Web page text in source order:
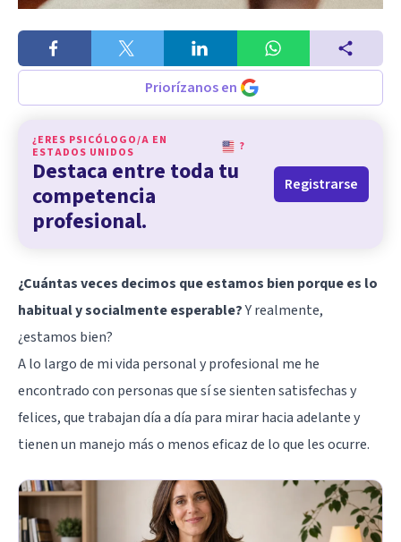
Priorízanos en
¿ERES PSICÓLOGO/A EN
ESTADOS UNIDOS
?
Destaca entre toda tu
competencia
profesional.
Registrarse
¿Cuántas veces decimos que estamos bien porque es lo
habitual y socialmente esperable?Y realmente,
¿estamos bien?
A lo largo de mi vida personal y profesional me he
encontrado con personas que sí se sienten satisfechas y
felices, que trabajan día a día para mirar hacia adelante y
tienen un manejo más o menos eficaz de lo que les ocurre.